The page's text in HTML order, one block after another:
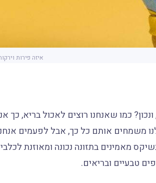
איזה פירות
כמו שאנחנו רוצים לאכול בריא, כך
משמחים אותם כל כך, אבל לפעמים
מאמינים בתזונה נכונה ומאוזנת
טבעיים ובריאים.